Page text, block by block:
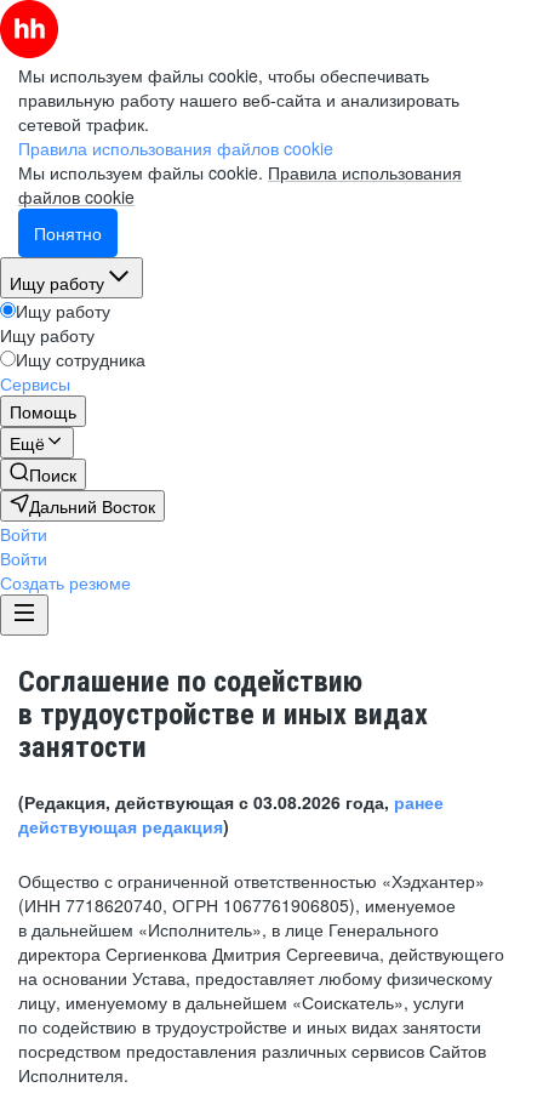
Мы используем файлы cookie, чтобы обеспечивать
правильную работу нашего веб-сайта и анализировать
сетевой трафик.
Правила использования файлов cookie
Мы используем файлы cookie. Правила использования
файлов cookie
Понятно
Ищу работу
Ищу работу
Ищу работу
Ищу сотрудника
Сервисы
Помощь
Ещё
Поиск
Дальний Восток
Войти
Войти
Создать резюме
Соглашение по содействию
в трудоустройстве и иных видах
занятости
(Редакция, действующая с 03.08.2026 года, ранее
действующая редакция)
Общество с ограниченной ответственностью «Хэдхантер»
(ИНН 7718620740, ОГРН 1067761906805), именуемое
в дальнейшем «Исполнитель», в лице Генерального
директора Сергиенкова Дмитрия Сергеевича, действующего
на основании Устава, предоставляет любому физическому
лицу, именуемому в дальнейшем «Соискатель», услуги
по содействию в трудоустройстве и иных видах занятости
посредством предоставления различных сервисов Сайтов
Исполнителя.